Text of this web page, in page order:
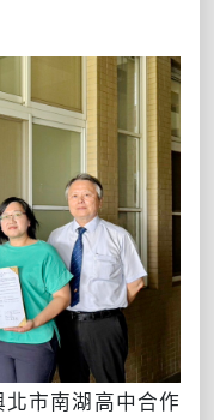
市南湖高中合作